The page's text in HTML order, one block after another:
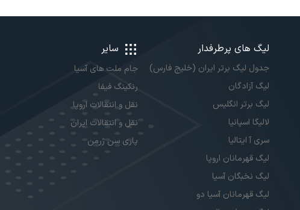
لیگ های پرطرفدار
جدول لیگ برتر ایران (خلیج فارس)
لیگ آزادگان
لیگ برتر انگلیس
لالیگا اسپانیا
سری آ ایتالیا
لیگ قهرمانان اروپا
لیگ نخبگان آسیا
لیگ قهرمانان آسیا دو
سایر
جام ملت های آسیا
رنکینگ فیفا
نقل و انتقالات اروپا
نقل و انتقالات ایران
پاری سن ژرمن